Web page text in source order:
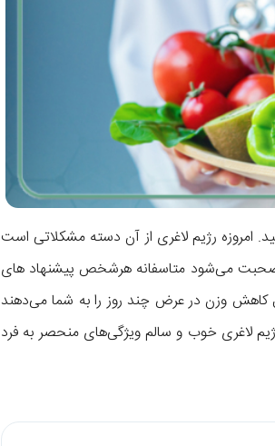
امروزه رژیم لاغری از آن دسته مشکلاتی است
صحبت می‌شود متاسفانه هرشخص پیشنهاد های
کاهش وزن در عرض چند روز را به شما می‌دهند
لاغری خوب و سالم ویژگی‌های منحصر به فرد